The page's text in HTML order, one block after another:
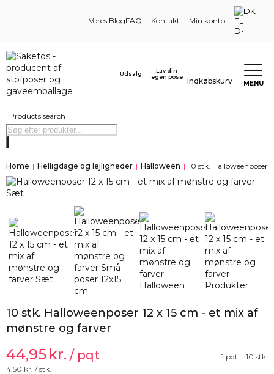
Vores BlogFAQ Kontakt Min konto
DK
Products search
Udsalg
Lav din
egen pose
Indkøbskurv MENU
Home | Helligdage og lejligheder | Halloween | 10 stk. Halloweenposer
10 stk. Halloweenposer 12 x 15 cm - et mix af
mønstre og farver
44,95kr. / pqt
1 pqt = 10 stk.
4,50 kr. / stk.